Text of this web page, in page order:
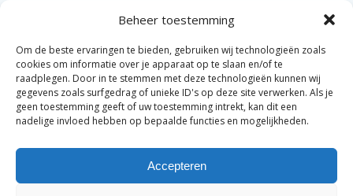
Beheer toestemming
Om de beste ervaringen te bieden, gebruiken wij technologieën zoals
cookies om informatie over je apparaat op te slaan en/of te
raadplegen. Door in te stemmen met deze technologieën kunnen wij
gegevens zoals surfgedrag of unieke ID's op deze site verwerken. Als je
geen toestemming geeft of uw toestemming intrekt, kan dit een
nadelige invloed hebben op bepaalde functies en mogelijkheden.
Accepteren
© 2026 Van der Bel Las en Radiateurenbedrijf.
Privacyverklaring|Cookiebeleid|Retourbeleid|
Algemene voorwaarden voor consumenten